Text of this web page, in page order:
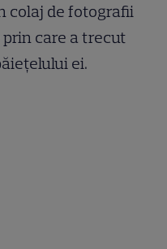
colaj de fotografii
care a trecut
ei.